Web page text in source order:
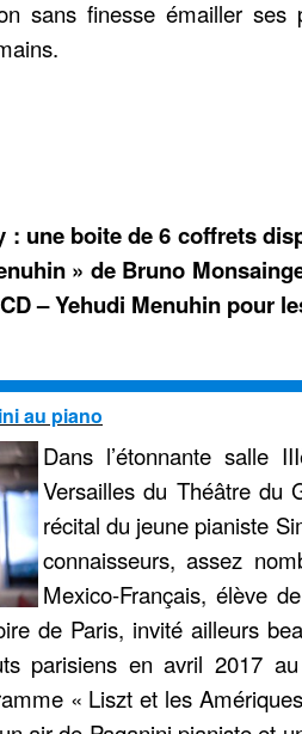
sans finesse émailler
: une boite de 6 coffrets
» de Bruno
– Yehudi Menuhin pour
au piano
Dans l’étonnante salle
Versailles du Théâtre du
récital du jeune pianiste
connaisseurs, assez
Mexico-Français, élève
de Paris, invité ailleurs
parisiens en avril 2017
« Liszt et les